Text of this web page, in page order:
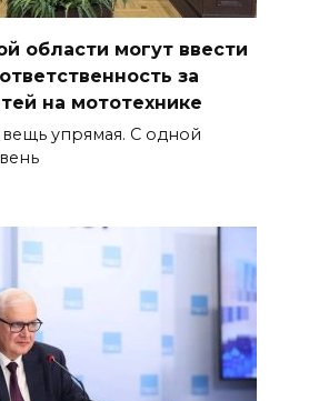
области могут ввести
за
на мототехнике
вещь упрямая. С одной